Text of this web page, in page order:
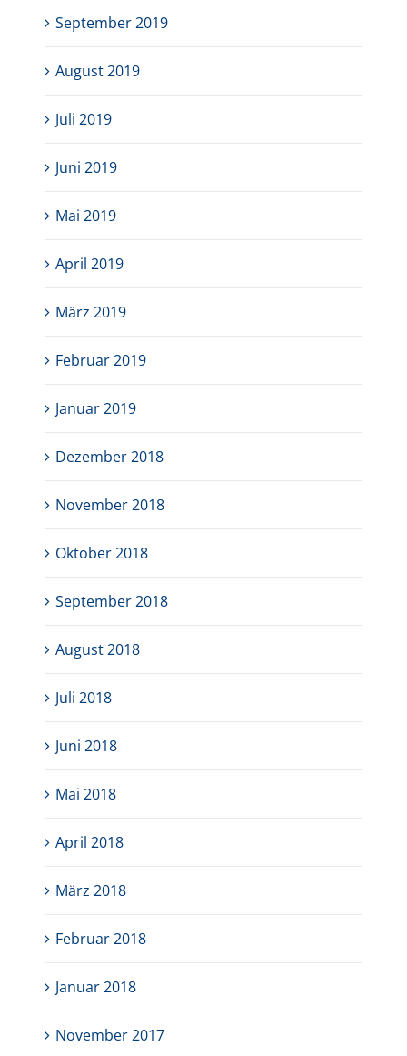
September 2019
August 2019
Juli 2019
Juni 2019
Mai 2019
April 2019
März 2019
Februar 2019
Januar 2019
Dezember 2018
November 2018
Oktober 2018
September 2018
August 2018
Juli 2018
Juni 2018
Mai 2018
April 2018
März 2018
Februar 2018
Januar 2018
November 2017